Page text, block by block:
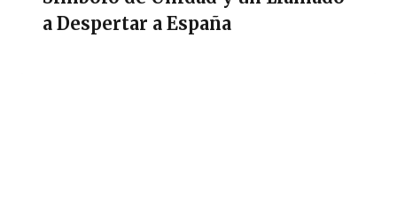
a Despertar a España